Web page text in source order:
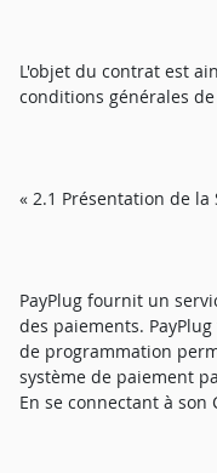
L'objet du contrat est
conditions générales
« 2.1 Présentation de la
PayPlug fournit un
des paiements.
de programmation
système de paiement
En se connectant à son